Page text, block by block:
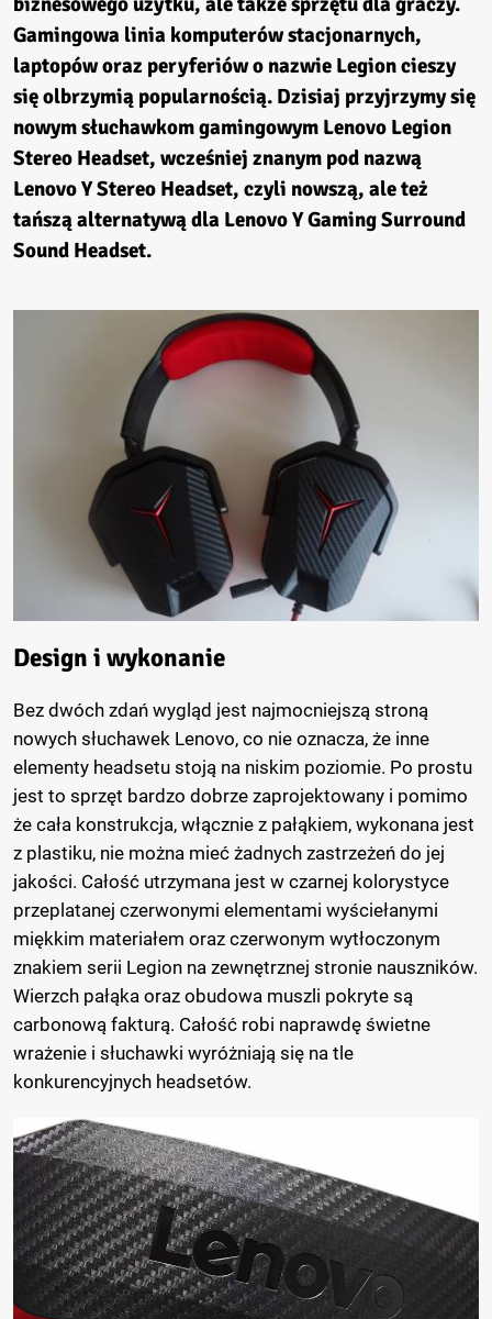
Gamingowa linia komputerów stacjonarnych,
laptopów oraz peryferiów o nazwie Legion cieszy
się olbrzymią popularnością. Dzisiaj przyjrzymy się
nowym słuchawkom gamingowym Lenovo Legion
Stereo Headset, wcześniej znanym pod nazwą
Lenovo Y Stereo Headset, czyli nowszą, ale też
tańszą alternatywą dla Lenovo Y Gaming Surround
Sound Headset.
Design i wykonanie
Bez dwóch zdań wygląd jest najmocniejszą stroną
nowych słuchawek Lenovo, co nie oznacza, że inne
elementy headsetu stoją na niskim poziomie. Po prostu
jest to sprzęt bardzo dobrze zaprojektowany i pomimo
że cała konstrukcja, włącznie z pałąkiem, wykonana jest
z plastiku, nie można mieć żadnych zastrzeżeń do jej
jakości. Całość utrzymana jest w czarnej kolorystyce
przeplatanej czerwonymi elementami wyściełanymi
miękkim materiałem oraz czerwonym wytłoczonym
znakiem serii Legion na zewnętrznej stronie nauszników.
Wierzch pałąka oraz obudowa muszli pokryte są
carbonową fakturą. Całość robi naprawdę świetne
wrażenie i słuchawki wyróżniają się na tle
konkurencyjnych headsetów.